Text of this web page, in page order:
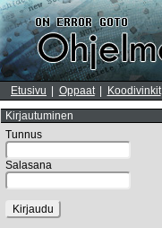
Etusivu Oppaat Koodivinkit
Kirjautuminen
Tunnus
Salasana
Kirjaudu